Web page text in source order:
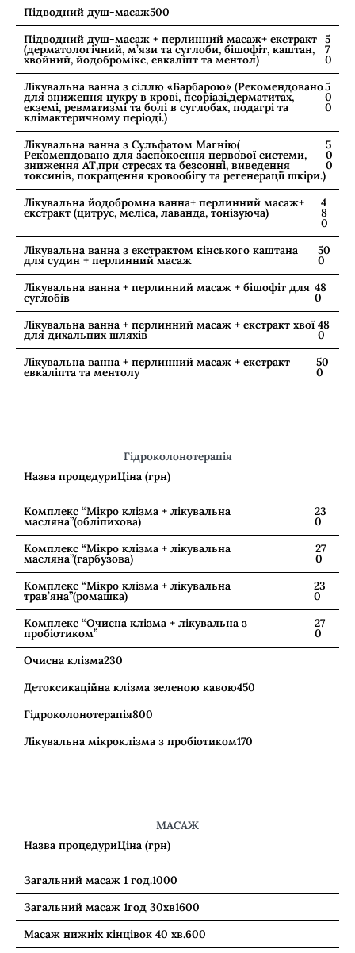
Підводний душ-масаж500
Підводний душ-масаж + перлинний масаж+ екстракт
(дерматологічний, м’язи та суглоби, бішофіт, каштан,
хвойний, йодобромікс, евкаліпт та ментол)
5
7
0
Лікувальна ванна з сіллю «Барбарою» (Рекомендовано
для зниження цукру в крові, псоріазі,дерматитах,
екземі, ревматизмі та болі в суглобах, подагрі та
клімактеричному періоді.)
5
0
0
Лікувальна ванна з Сульфатом Магнію(
Рекомендовано для заспокоєння нервової системи,
зниження АТ,при стресах та безсонні, виведення
токсинів, покращення кровообігу та регенерації шкіри.)
5
0
0
Лікувальна йодобромна ванна+ перлинний масаж+
екстракт (цитрус, меліса, лаванда, тонізуюча)
4
8
0
Лікувальна ванна з екстрактом кінського каштана
для судин + перлинний масаж
50
0
Лікувальна ванна + перлинний масаж + бішофіт для
суглобів
48
0
Лікувальна ванна + перлинний масаж + екстракт хвої
для дихальних шляхів
48
0
Лікувальна ванна + перлинний масаж + екстракт
евкаліпта та ментолу
50
0
Гідроколонотерапія
Назва процедуриЦіна (грн)
Комплекс “Мікро клізма + лікувальна
масляна”(обліпихова)
23
0
Комплекс “Мікро клізма + лікувальна
масляна”(гарбузова)
27
0
Комплекс “Мікро клізма + лікувальна
трав’яна”(ромашка)
23
0
Комплекс “Очисна клізма + лікувальна з
пробіотиком”
27
0
Очисна клізма230
Детоксикаційна клізма зеленою кавою450
Гідроколонотерапія800
Лікувальна мікроклізма з пробіотиком170
МАСАЖ
Назва процедуриЦіна (грн)
Загальний масаж 1 год.1000
Загальний масаж 1год 30хв1600
Масаж нижніх кінцівок 40 хв.600